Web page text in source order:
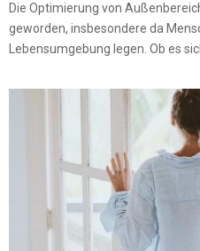
Die Optimierung von
geworden, insbesondere da
Lebensumgebung legen. Ob es